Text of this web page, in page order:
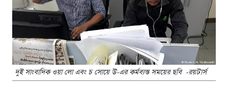
দুই সাংবাদিক ওয়া লো এবং চ সোয়ে উ-এর কর্মব্যস্ত সময়ের ছবি -রয়টার্স